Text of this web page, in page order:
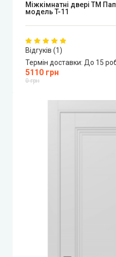
Міжкімнатні двері ТМ
модель T-11
Відгуків (1)
Термін доставки: До 15
5110 грн
0 грн